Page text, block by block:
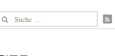
Suche nach: